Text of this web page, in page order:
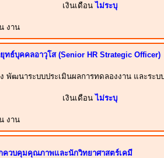
เงินเดือน ไม่ระบุ
งาน
ทธ์บุคคลอาวุโส (Senior HR Strategic Officer)
พัฒนาระบบประเมินผลการทดลองงาน และระ
เงินเดือน ไม่ระบุ
งาน
ควบคุมคุณภาพและนักวิทยาศาสตร์เคมี